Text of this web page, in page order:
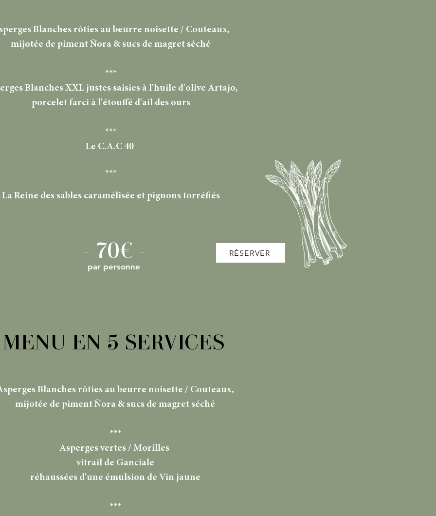
Blanches rôties au beurre noisette / Couteaux,
mijotée de piment Ñora & sucs de magret séché
***
Blanches XXL justes saisies à l'huile d'olive Artajo,
porcelet farci à l'étouffé d'ail des ours
***
Le C.A.C 40
***
La Reine des sables caramélisée et pignons torréfiés
- 70€ -
par personne
RÉSERVER
MENU EN 5 SERVICES
Blanches rôties au beurre noisette / Couteaux,
mijotée de piment Ñora & sucs de magret séché
***
Asperges vertes / Morilles
vitrail de Ganciale
réhaussées d'une émulsion de Vin jaune
***